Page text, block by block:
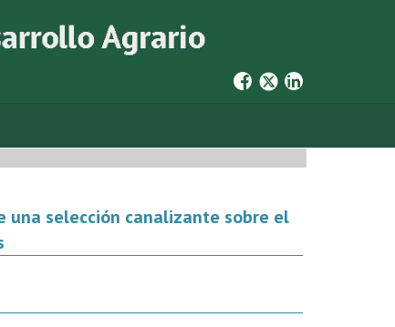
una selección canalizante sobre el